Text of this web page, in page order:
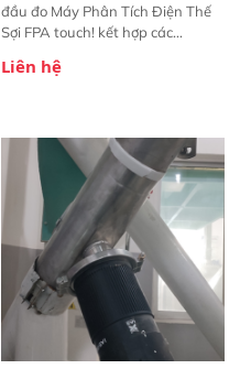
đầu đo Máy Phân Tích Điện Thế
Sợi FPA touch! kết hợp các
được chứng minh với sự đơn giản
trước đó. Nhưng so với các phiên
bản trước, FPA touch! nhỏ hơn và
nhẹ hơn đáng kể, đồng thời được
nâng cấp với các tính năng mới.
Liên hệ